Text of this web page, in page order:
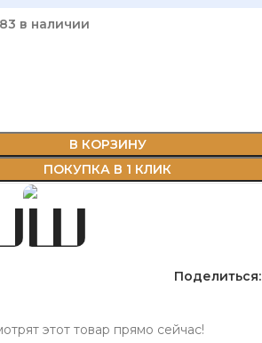
83 в наличии
В КОРЗИНУ
ПОКУПКА В 1 КЛИК
Поделиться:
этот товар прямо сейчас!